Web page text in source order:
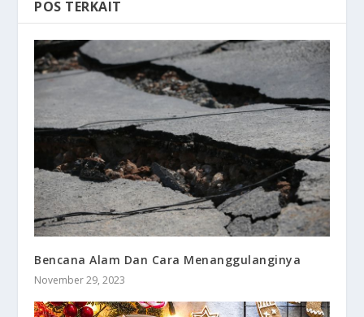
POS TERKAIT
Bencana Alam Dan Cara Menanggulanginya
November 29, 2023